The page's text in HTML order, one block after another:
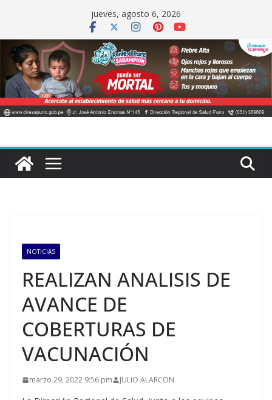
contenido
jueves, agosto 6, 2026
NOTICIAS
REALIZAN ANALISIS DE
AVANCE DE
COBERTURAS DE
VACUNACIÓN
marzo 29, 2022 9:56 pm JULIO ALARCON